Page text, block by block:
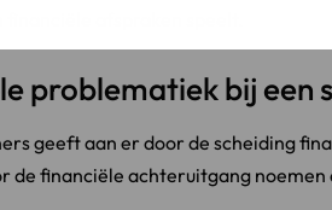
afspraken speelt.
problematiek bij een
geeft aan er door de scheiding
de financiële achteruitgang